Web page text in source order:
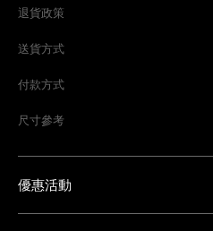
退貨政策
送貨方式
付款方式
尺寸參考
優惠活動